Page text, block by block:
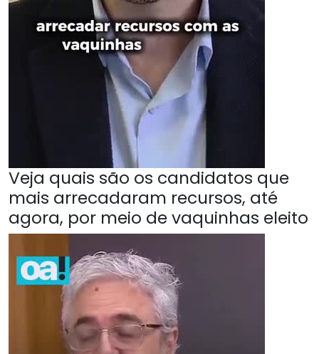
Veja quais são os candidatos que
mais arrecadaram recursos, até
agora, por meio de vaquinhas eleito